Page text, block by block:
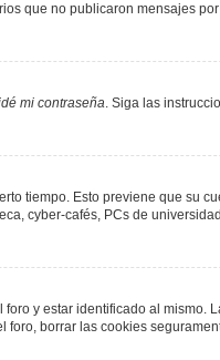
que no publicaron mensajes
mi contraseña. Siga las
tiempo. Esto previene que su
cyber-cafés, PCs de
y estar identificado al mismo.
borrar las cookies